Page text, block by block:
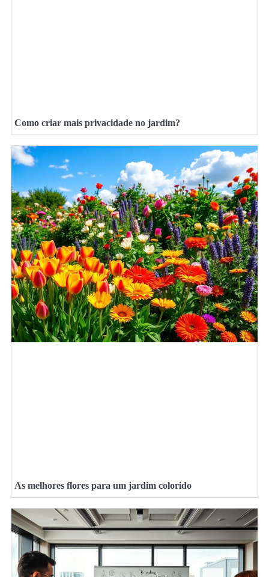
Como criar mais privacidade no jardim?
As melhores flores para um jardim colorido